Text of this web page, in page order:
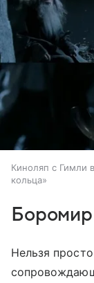
Киноляп с Гимли
кольца»
Боромир
Нельзя